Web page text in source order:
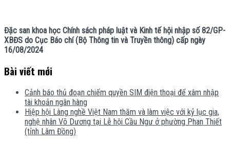
Đặc san khoa học Chính sách pháp luật và Kinh tế hội nhập số 82/GP-
XBĐS do Cục Báo chí (Bộ Thông tin và Truyền thông) cấp ngày
16/08/2024
Bài viết mới
Cảnh báo thủ đoạn chiếm quyền SIM điện thoại để xâm nhập
tài khoản ngân hàng
Hiệp hội Làng nghề Việt Nam thăm và làm việc với kỷ lục gia,
nghệ nhân Võ Dương tại Lễ hội Cầu Ngư ở phường Phan Thiết
(tỉnh Lâm Đồng)